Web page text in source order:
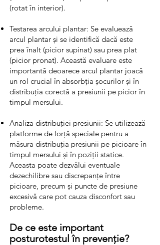
(rotat în interior).
Testarea arcului plantar: Se evaluează
arcul plantar și se identifică dacă este
prea înalt (picior supinat) sau prea plat
(picior pronat). Această evaluare este
importantă deoarece arcul plantar joacă
un rol crucial în absorbția șocurilor și în
distribuția corectă a presiunii pe picior în
timpul mersului.
Analiza distribuției presiunii: Se utilizează
platforme de forță speciale pentru a
măsura distribuția presiunii pe picioare în
timpul mersului și în poziții statice.
Aceasta poate dezvălui eventuale
dezechilibre sau discrepanțe între
picioare, precum și puncte de presiune
excesivă care pot cauza disconfort sau
probleme.
De ce este important
posturotestul în prevenție?